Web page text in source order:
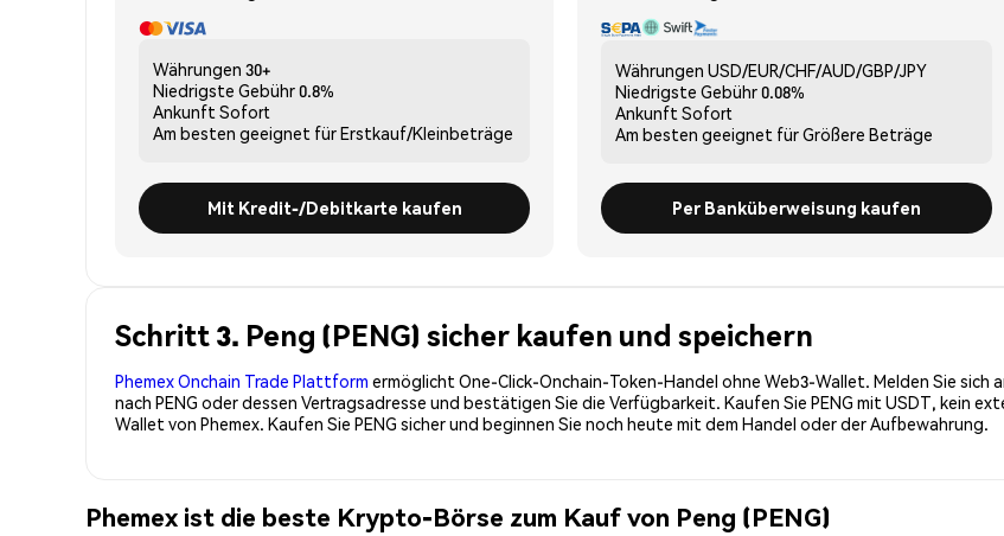
Währungen 30+
Niedrigste Gebühr0.8%
Ankunft Sofort
Am besten geeignet fürErstkauf/Kleinbeträge
Mit Kredit-/Debitkarte kaufen
Währungen USD/EUR/CHF/AUD/GBP/JPY
Niedrigste Gebühr0.08%
Ankunft Sofort
Am besten geeignet fürGrößere Beträge
Per Banküberweisung kaufen
Schritt 3. Peng (PENG) sicher kaufen und speichern
Phemex Onchain Trade Plattform ermöglicht One-Click-Onchain-Token-Handel ohne Web3-Wallet. Melden Sie sich
nach PENG oder dessen Vertragsadresse und bestätigen Sie die Verfügbarkeit. Kaufen Sie PENG mit USDT, kein
Wallet von Phemex. Kaufen Sie PENG sicher und beginnen Sie noch heute mit dem Handel oder der Aufbewahrung.
Phemex ist die beste Krypto-Börse zum Kauf von Peng (PENG)